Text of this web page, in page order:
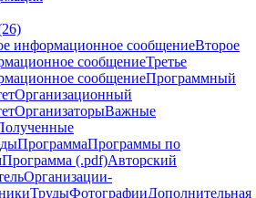
информационное сообщениеВторое
сообщениеТретье
сообщениеПрограммный
Организационный
ОрганизаторыВажные
ПрограммаПрограммы по
Программа (.pdf)Авторский
Организации-
ТрудыФотографииДополнительная